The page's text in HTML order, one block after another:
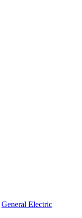
General Electric